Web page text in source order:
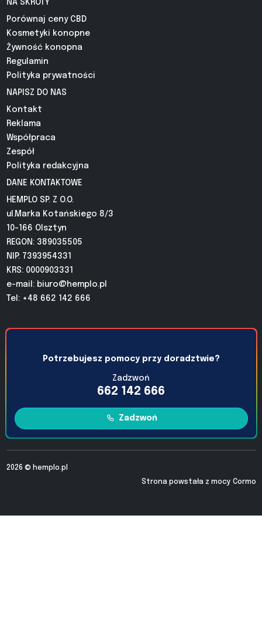
NA SKRÓTY
Porównaj ceny CBD
Kosmetyki konopne
Żywność konopna
Regulamin
Polityka prywatności
NAPISZ DO NAS
Kontakt
Reklama
Współpraca
Zespół
Polityka redakcyjna
DANE KONTAKTOWE
HEMPLO SP. Z O.O.
ul.Marka Kotańskiego 8/3
10-166 Olsztyn
REGON: 389035505
NIP: 7393954331
KRS: 0000903331
e-mail: biuro@hemplo.pl
Tel: +48 662 142 666
Potrzebujesz pomocy przy doradztwie?
Zadzwoń
662 142 666
Zadzwoń
2026 © hemplo.pl
Strona powstała z mocy Cormo